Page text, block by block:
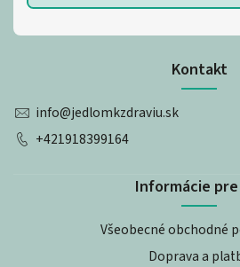
Kontakt
info@jedlomkzdraviu.sk
+421918399164
Informácie pre
Všeobecné obchodné
Doprava a